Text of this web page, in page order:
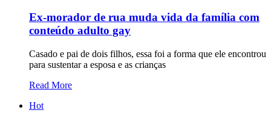
Ex-morador de rua muda vida da família com
conteúdo adulto gay
Casado e pai de dois filhos, essa foi a forma que ele encontrou
para sustentar a esposa e as crianças
Read More
Hot